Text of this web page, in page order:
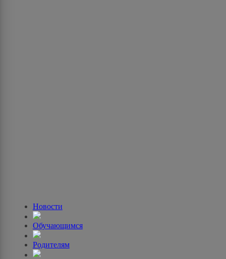
Новости
Обучающимся
Родителям